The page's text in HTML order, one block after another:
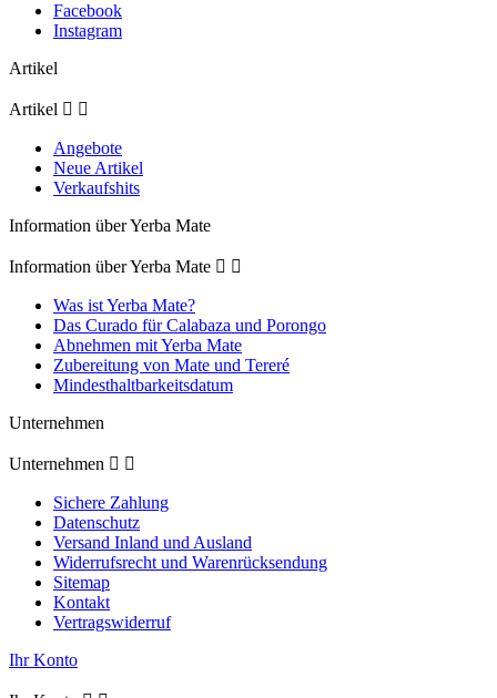
Facebook
Instagram
Artikel
Artikel  
Angebote
Neue Artikel
Verkaufshits
Information über Yerba Mate
Information über Yerba Mate  
Was ist Yerba Mate?
Das Curado für Calabaza und Porongo
Abnehmen mit Yerba Mate
Zubereitung von Mate und Tereré
Mindesthaltbarkeitsdatum
Unternehmen
Unternehmen  
Sichere Zahlung
Datenschutz
Versand Inland und Ausland
Widerrufsrecht und Warenrücksendung
Sitemap
Kontakt
Vertragswiderruf
Ihr Konto